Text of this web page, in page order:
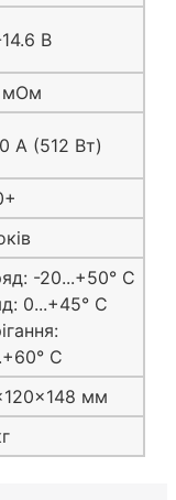
В
мОм
А (512 Вт)
-20...+50° C
0...+45° C
C
мм